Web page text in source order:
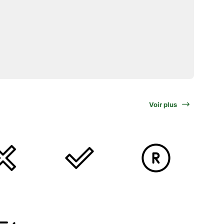
Voir plus